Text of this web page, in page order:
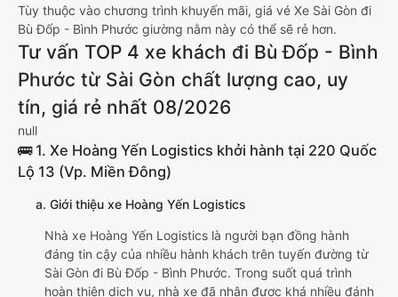
Tùy thuộc vào chương trình khuyến mãi, giá vé Xe Sài Gòn đi
Bù Đốp - Bình Phước giường nằm này có thể sẽ rẻ hơn.
Tư vấn TOP 4 xe khách đi Bù Đốp - Bình
Phước từ Sài Gòn chất lượng cao, uy
tín, giá rẻ nhất 08/2026
null
🚌 1. Xe Hoàng Yến Logistics khởi hành tại 220 Quốc
Lộ 13 (Vp. Miền Đông)
a. Giới thiệu xe Hoàng Yến Logistics
Nhà xe Hoàng Yến Logistics là người bạn đồng hành
đáng tin cậy của nhiều hành khách trên tuyến đường từ
Sài Gòn đi Bù Đốp - Bình Phước. Trong suốt quá trình
hoàn thiện dịch vụ, nhà xe đã nhận được khá nhiều đánh